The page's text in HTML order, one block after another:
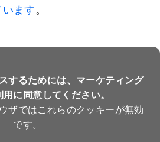
います。
するためには、マーケティング
に同意してください。
ザではこれらのクッキーが無効
です。